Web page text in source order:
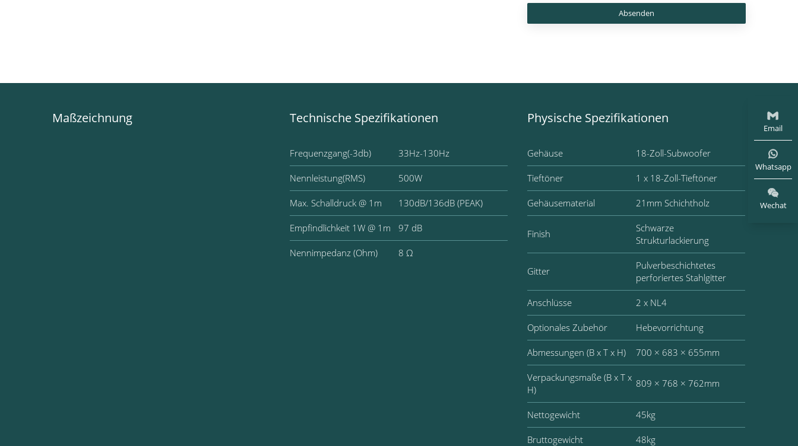
Maßzeichnung Technische Spezifikationen
Frequenzgang(-3db) 33Hz-130Hz
Nennleistung(RMS) 500W
Max. Schalldruck @ 1m 130dB/136dB (PEAK)
Empfindlichkeit 1W @ 1m 97 dB
Nennimpedanz (Ohm) 8 Ω
Physische Spezifikationen
Gehäuse 18-Zoll-Subwoofer
Tieftöner 1 x 18-Zoll-Tieftöner
Gehäusematerial 21mm Schichtholz
Finish
Schwarze
Strukturlackierung
Gitter
Pulverbeschichtetes
perforiertes Stahlgitter
Anschlüsse 2 x NL4
Optionales Zubehör Hebevorrichtung
Abmessungen (B x T x H) 700 × 683 × 655mm
Verpackungsmaße (B x T x
H)
809 × 768 × 762mm
Nettogewicht 45kg
Bruttogewicht 48kg
Email
Whatsapp
Wechat